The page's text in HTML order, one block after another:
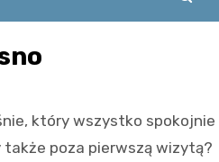
który wszystko spokojnie
poza pierwszą wizytą?